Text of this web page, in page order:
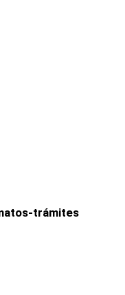
trámites